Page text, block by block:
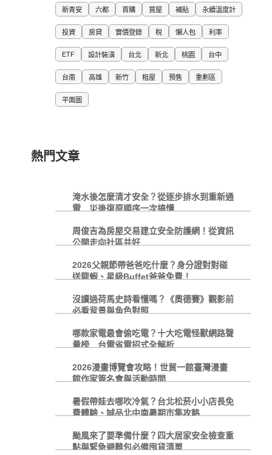
新青安 六都 首購 賞屋 補貼 永續溫度計
投資 房貸 實價登錄 稅 懶人包 利率
ETF 設計裝潢 台北 新北 桃園 台中
台南 高雄 新竹 租屋 預售 重劃區
平面圖
熱門文章
淹水後怎麼清才安全？從逐步排水到重新通
電 災後復原順序一次搞懂
周俊吉為房屋交易建立安全防護網！從資訊
公開走向社區共好
2026父親節帶爸爸吃什麼？身分證對對碰
送龍蝦、星級Buffet爸爸免費！
沒讀過荷馬史詩看懂嗎？《奧德賽》觀影前
必看背景與角色對照
哪款家電最會偷吃電？十大吃電怪獸網路聲
量榜 台電省電招式全解析
2026漫畫博覽會攻略！世貿一館臺灣漫畫
館作家簽名會與活動時間
暑假帶娃去哪吹冷氣？台北松菸小小店長免
費體驗、誠品北中南暑期市集攻略
颱風來了要準備什麼？四大居家安全檢查重
點與緊急避難包必備囤貨清單